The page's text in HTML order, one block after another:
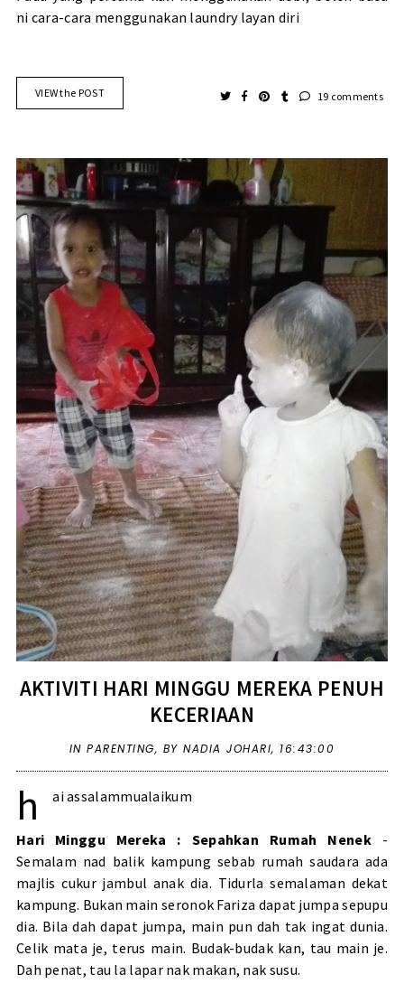
ni cara-cara menggunakan laundry layan diri
VIEW the POST 19 comments
AKTIVITI HARI MINGGU MEREKA PENUH
KECERIAAN
INPARENTING, BY NADIA JOHARI, 16:43:00
h ai assalammualaikum
Hari Minggu Mereka : Sepahkan Rumah Nenek-
Semalam nad balik kampung sebab rumah saudara ada
majlis cukur jambul anak dia. Tidurla semalaman dekat
kampung. Bukan main seronok Fariza dapat jumpa sepupu
dia. Bila dah dapat jumpa, main pun dah tak ingat dunia.
Celik mata je, terus main. Budak-budak kan, tau main je.
Dah penat, tau la lapar nak makan, nak susu.